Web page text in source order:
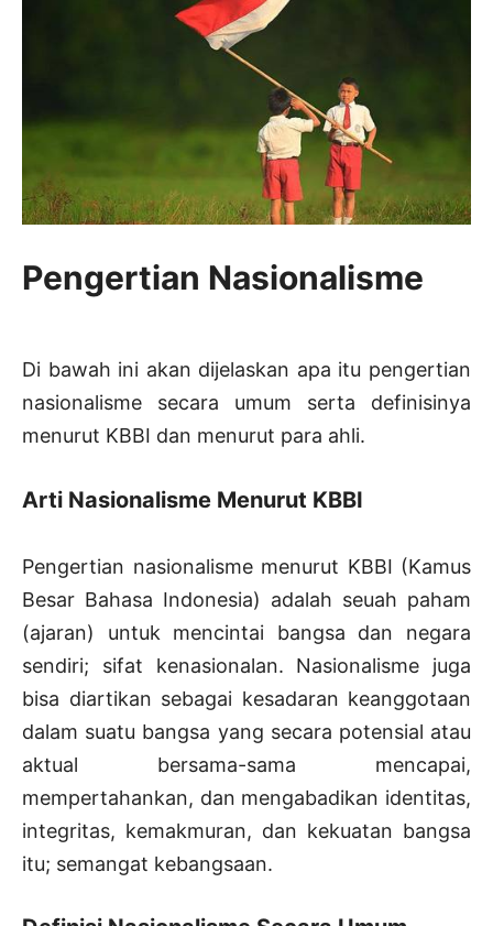
Pengertian Nasionalisme
Di bawah ini akan dijelaskan apa itu pengertian
nasionalisme secara umum serta definisinya
menurut KBBI dan menurut para ahli.
Arti Nasionalisme Menurut KBBI
Pengertian nasionalisme menurut KBBI (Kamus
Besar Bahasa Indonesia) adalah seuah paham
(ajaran) untuk mencintai bangsa dan negara
sendiri; sifat kenasionalan. Nasionalisme juga
bisa diartikan sebagai kesadaran keanggotaan
dalam suatu bangsa yang secara potensial atau
aktual bersama-sama mencapai,
mempertahankan, dan mengabadikan identitas,
integritas, kemakmuran, dan kekuatan bangsa
itu; semangat kebangsaan.